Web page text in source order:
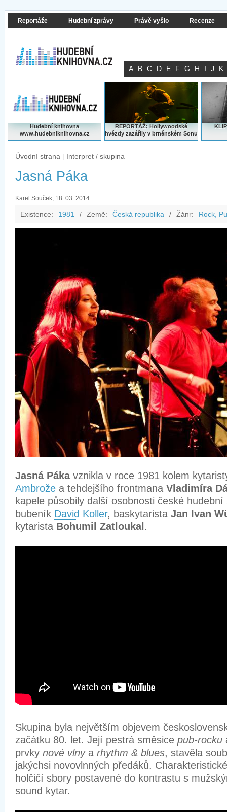
Reportáže Hudební zprávy Právě vyšlo Recenze
A B C D E F G H I J K
Hudební knihovna
www.hudebniknihovna.cz
REPORTÁŽ: Hollywoodské
hvězdy zazářily v brněnském Sonu
Úvodní strana | Interpret / skupina
Jasná Páka
Karel Souček, 18. 03. 2014
Existence: 1981 / Země: Česká republika / Žánr: Rock,
Jasná Pákavznikla v roce 1981 kolem
Ambrože a tehdejšího frontmana Vladimíra
kapele působily další osobnosti české
bubeník David Koller, baskytarista Jan Ivan
kytarista Bohumil Zatloukal .
Skupina byla největším objevem
začátku 80. let. Její pestrá směsice pub-rocku
prvky nové vlnya rhythm & blues, stavěla
jakýchsi novovlnných předáků.
holčičí sbory postavené do kontrastu s
sound kytar.